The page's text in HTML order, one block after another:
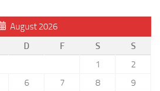
August 2026
D F S
S
1
2
6 7 8
9